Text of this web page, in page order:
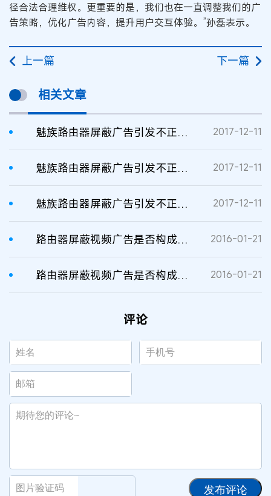
径合法合理维权。更重要的是，我们也在一直调整我们的广
告策略，优化广告内容，提升用户交互体验。”孙磊表示。
上一篇 下一篇
相关文章
魅族路由器屏蔽广告引发不正当竞争纠纷 2017-12-11
魅族路由器屏蔽广告引发不正当竞争纠纷 2017-12-11
魅族路由器屏蔽广告引发不正当竞争纠纷 2017-12-11
路由器屏蔽视频广告是否构成不正当竞争 2016-01-21
路由器屏蔽视频广告是否构成不正当竞争 2016-01-21
评论
发布评论